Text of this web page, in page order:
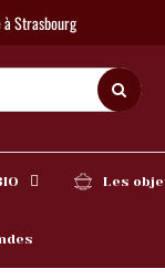
à Strasbourg
Les